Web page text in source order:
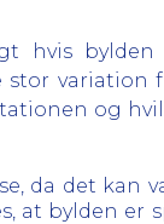
hvis
variation
og
da det kan
at bylden er